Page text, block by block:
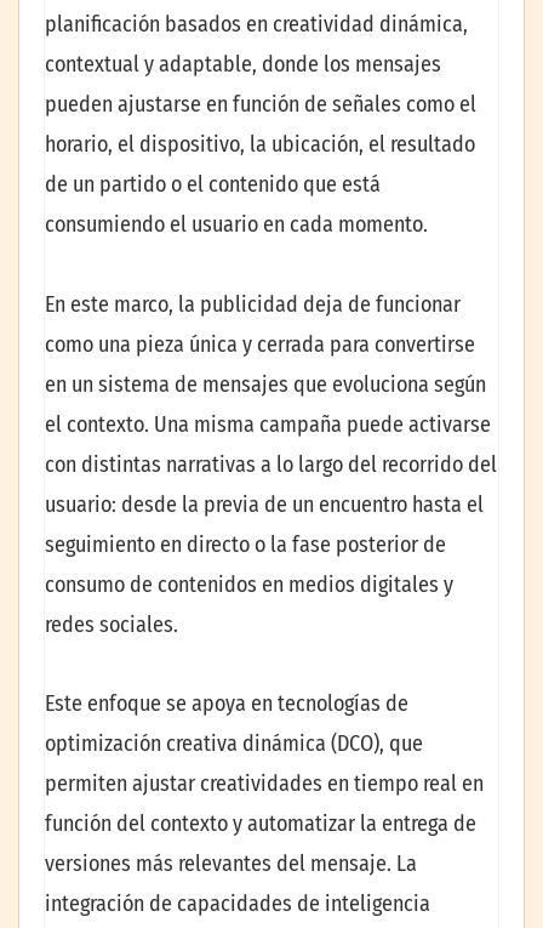
planificación basados en creatividad dinámica,
contextual y adaptable, donde los mensajes
pueden ajustarse en función de señales como el
horario, el dispositivo, la ubicación, el resultado
de un partido o el contenido que está
consumiendo el usuario en cada momento.
En este marco, la publicidad deja de funcionar
como una pieza única y cerrada para convertirse
en un sistema de mensajes que evoluciona según
el contexto. Una misma campaña puede activarse
con distintas narrativas a lo largo del recorrido del
usuario: desde la previa de un encuentro hasta el
seguimiento en directo o la fase posterior de
consumo de contenidos en medios digitales y
redes sociales.
Este enfoque se apoya en tecnologías de
optimización creativa dinámica (DCO), que
permiten ajustar creatividades en tiempo real en
función del contexto y automatizar la entrega de
versiones más relevantes del mensaje. La
integración de capacidades de inteligencia